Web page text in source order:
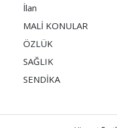
İlan
MALİ KONULAR
ÖZLÜK
SAĞLIK
SENDİKA